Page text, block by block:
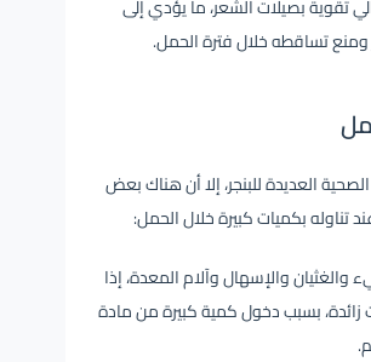
تقوية بصيلات الشعر، ما يؤدي إلى
ومنع تساقطه خلال فترة الحمل.
العديدة للبنجر، إلا أن هناك بعض
عند تناوله بكميات كبيرة خلال الحمل:
والغثيان والإسهال وآلام المعدة، إذا
زائدة، بسبب دخول كمية كبيرة من مادة